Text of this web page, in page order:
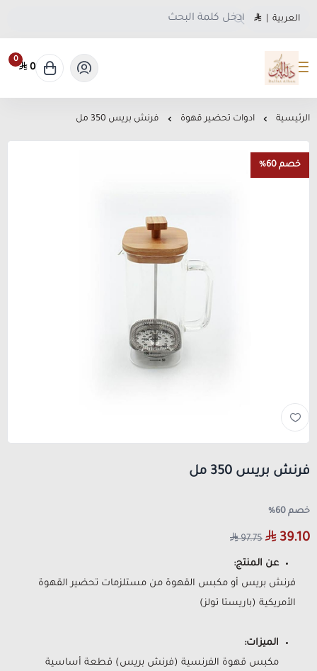
العربية
متجر دلة البن
0
0
الرئيسية ادوات تحضير قهوة فرنش بريس 350 مل
خصم 60%
فرنش بريس 350 مل
خصم 60%
39.10
97.75
عن المنتج:
فرنش بريس أو مكبس القهوة من مستلزمات تحضير القهوة
الأمريكية (باريستا تولز)
الميزات:
مكبس قهوة الفرنسية (فرنش بريس) قطعة أساسية